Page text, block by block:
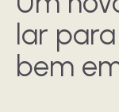
lar
bem